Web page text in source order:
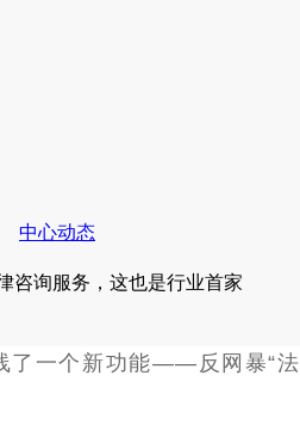
中心动态
咨询服务，这也是行业首家
了一个新功能——反网暴“法